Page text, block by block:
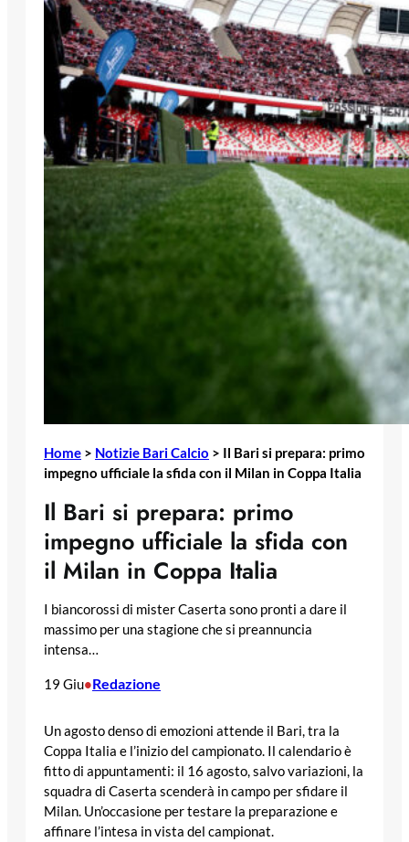
Home > Notizie Bari Calcio > Il Bari si prepara: primo
impegno ufficiale la sfida con il Milan in Coppa Italia
Il Bari si prepara: primo
impegno ufficiale la sfida con
il Milan in Coppa Italia
I biancorossi di mister Caserta sono pronti a dare il
massimo per una stagione che si preannuncia
intensa…
19 Giu•Redazione
Un agosto denso di emozioni attende il Bari, tra la
Coppa Italia e l’inizio del campionato. Il calendario è
fitto di appuntamenti: il 16 agosto, salvo variazioni, la
squadra di Caserta scenderà in campo per sfidare il
Milan. Un’occasione per testare la preparazione e
affinare l’intesa in vista del campionat.